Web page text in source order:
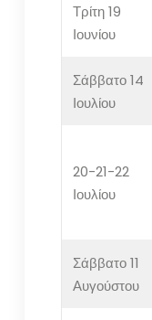
Τρίτη 19
Ιουνίου
Σάββατο 14
Ιουλίου
20-21-22
Ιουλίου
Σάββατο 11
Αυγούστου